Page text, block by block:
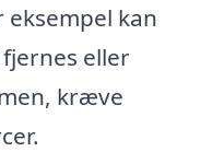
kan
eller
kræve